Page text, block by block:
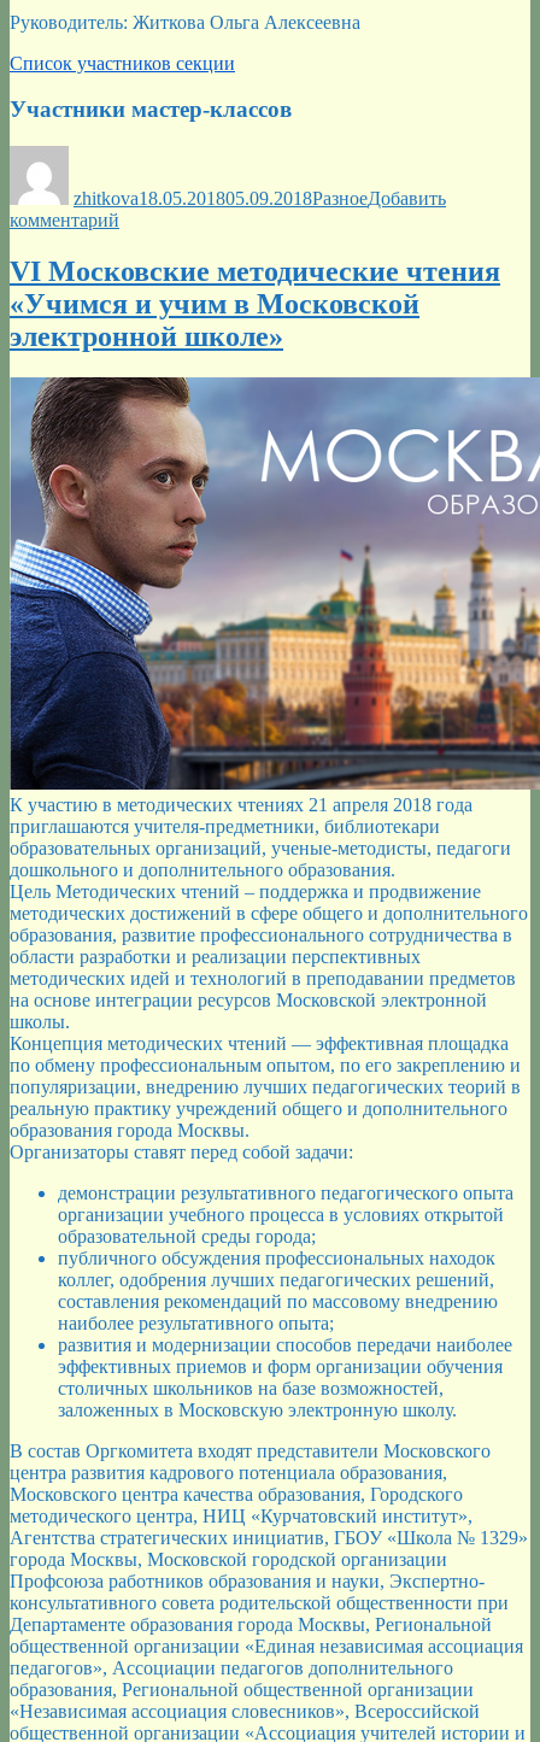
Руководитель: Житкова Ольга Алексеевна
Список участников секции
Участники мастер-классов
zhitkova18.05.201805.09.2018РазноеДобавить
комментарий
методических
идей
апреля
года
VI Московские методические чтения
«Учимся и учим в Московской
электронной школе»
К участию в методических чтениях 21 апреля 2018 года
приглашаются учителя-предметники, библиотекари
образовательных организаций, ученые-методисты, педагоги
дошкольного и дополнительного образования.
Цель Методических чтений – поддержка и продвижение
методических достижений в сфере общего и дополнительного
образования, развитие профессионального сотрудничества в
области разработки и реализации перспективных
методических идей и технологий в преподавании предметов
на основе интеграции ресурсов Московской электронной
школы.
Концепция методических чтений — эффективная площадка
по обмену профессиональным опытом, по его закреплению и
популяризации, внедрению лучших педагогических теорий в
реальную практику учреждений общего и дополнительного
образования города Москвы.
Организаторы ставят перед собой задачи:
демонстрации результативного педагогического опыта
организации учебного процесса в условиях открытой
образовательной среды города;
публичного обсуждения профессиональных находок
коллег, одобрения лучших педагогических решений,
составления рекомендаций по массовому внедрению
наиболее результативного опыта;
развития и модернизации способов передачи наиболее
эффективных приемов и форм организации обучения
столичных школьников на базе возможностей,
заложенных в Московскую электронную школу.
В состав Оргкомитета входят представители Московского
центра развития кадрового потенциала образования,
Московского центра качества образования, Городского
методического центра, НИЦ «Курчатовский институт»,
Агентства стратегических инициатив, ГБОУ «Школа № 1329»
города Москвы, Московской городской организации
Профсоюза работников образования и науки, Экспертно-
консультативного совета родительской общественности при
Департаменте образования города Москвы, Региональной
общественной организации «Единая независимая ассоциация
педагогов», Ассоциации педагогов дополнительного
образования, Региональной общественной организации
«Независимая ассоциация словесников», Всероссийской
общественной организации «Ассоциация учителей истории и